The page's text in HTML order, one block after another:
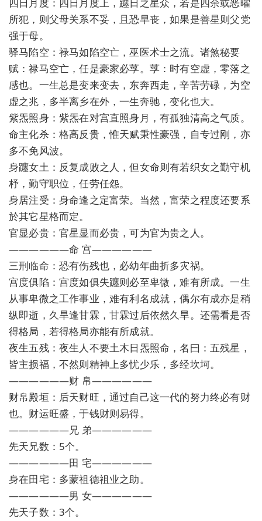
所犯，则父母关系不妥，且恐早丧，如果是善星则父党
强于母。
驿马陷空：禄马如陷空亡，巫医术士之流。诸煞秘要
赋：禄马空亡，任是豪家必莩。莩：时有空虚，零落之
感也。一生总是变来变去，东奔西走，辛苦劳碌，为空
虚之兆，多半离乡在外，一生奔驰，变化也大。
紫炁照身：紫炁在对宫直照身月，有孤独清高之气质。
命主化杀：格高反贵，惟天赋秉性豪强，自专过刚，亦
多不免风波。
身躔女土：反复成败之人，但女命则有若织女之勤守机
杼，勤守职位，任劳任怨。
身居注受：身命逢之定富荣。当然，富荣之程度还要系
於其它星格而定。
官显必贵：官星显而必贵，可为官为贵之人。
——————命 宫——————
三刑临命：恐有伤残也，必幼年曲折多灾祸。
宫度俱陷：宫度如俱失躔则必至卑微，难有所成。一生
从事卑微之工作事业，难有利名成就，偶尔有成亦是稍
纵即逝，久旱逢甘霖，甘霖过后依然久旱。还需看是否
得格局，若得格局亦能有所成就。
夜生五残：夜生人不要土木日炁照命，名曰：五残星，
皆主损福，不然则精神上多忧少乐，多经坎坷。
——————财 帛——————
财帛殿垣：后天财旺，通过自己这一代的努力终必有财
也。财运旺盛，于钱财则易得。
——————兄 弟——————
先天兄数：5个。
——————田 宅——————
身在田宅：多蒙祖德祖业之助。
——————男 女——————
先天子数：3个。